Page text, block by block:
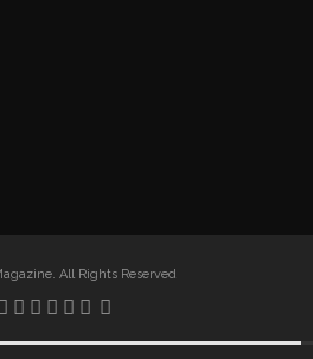
All Rights Reserved